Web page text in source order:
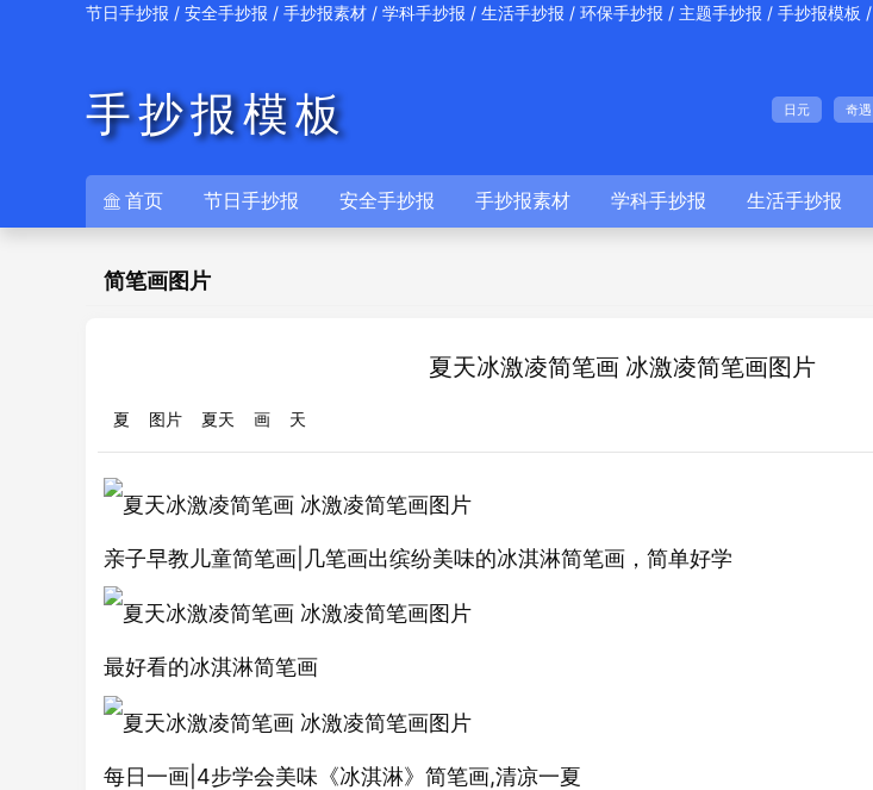
节日手抄报 / 安全手抄报 / 手抄报素材 / 学科手抄报 / 生活手抄报 / 环保手抄报 / 主题手抄报 / 手抄报模板 /
手抄报模板 日元 奇遇
 首页 节日手抄报 安全手抄报 手抄报素材 学科手抄报 生活手抄报
简笔画图片
夏天冰激凌简笔画 冰激凌简笔画图片
夏 图片 夏天 画 天
亲子早教儿童简笔画|几笔画出缤纷美味的冰淇淋简笔画，简单好学
最好看的冰淇淋简笔画
每日一画|4步学会美味《冰淇淋》简笔画,清凉一夏